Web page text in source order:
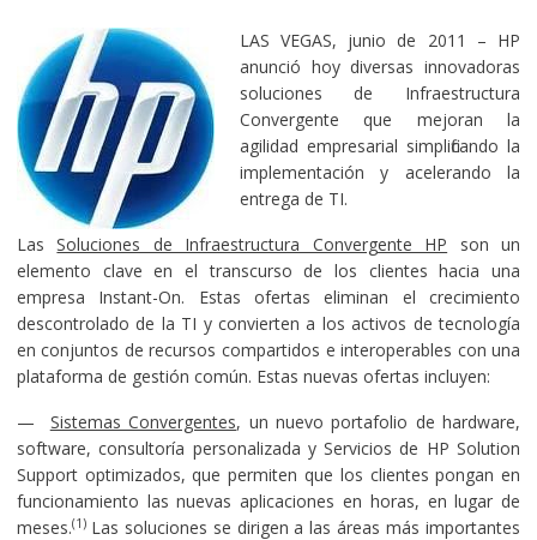
LAS VEGAS, junio de 2011 – HP
anunció hoy diversas innovadoras
soluciones de Infraestructura
Convergente que mejoran la
agilidad empresarial simplificando la
implementación y acelerando la
entrega de TI.
LasSoluciones de Infraestructura Convergente HP son un
elemento clave en el transcurso de los clientes hacia una
empresa Instant-On. Estas ofertas eliminan el crecimiento
descontrolado de la TI y convierten a los activos de tecnología
en conjuntos de recursos compartidos e interoperables con una
plataforma de gestión común. Estas nuevas ofertas incluyen:
— Sistemas Convergentes, un nuevo portafolio de hardware,
software, consultoría personalizada y Servicios de HP Solution
Support optimizados, que permiten que los clientes pongan en
funcionamiento las nuevas aplicaciones en horas, en lugar de
meses.(1) Las soluciones se dirigen a las áreas más importantes